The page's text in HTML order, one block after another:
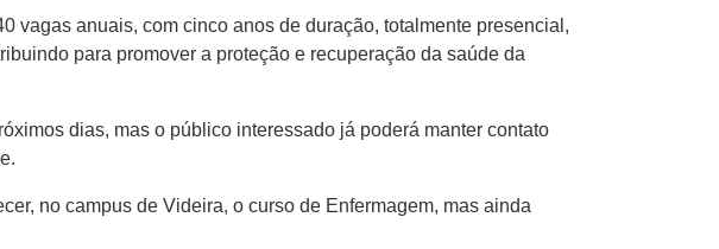
vagas anuais, com cinco anos de duração, totalmente presencial,
para promover a proteção e recuperação da saúde da
dias, mas o público interessado já poderá manter contato
no campus de Videira, o curso de Enfermagem, mas ainda